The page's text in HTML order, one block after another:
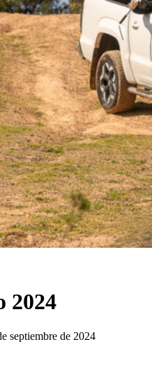
2024
septiembre de 2024